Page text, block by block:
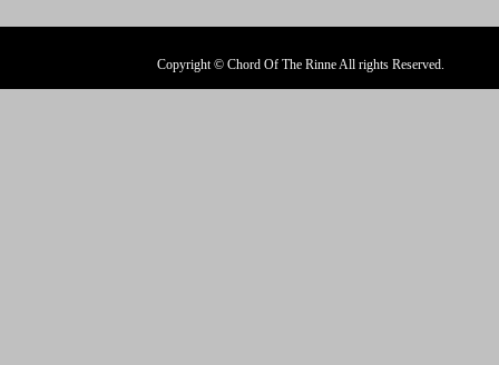
Copyright © Chord Of The Rinne All rights Reserved.